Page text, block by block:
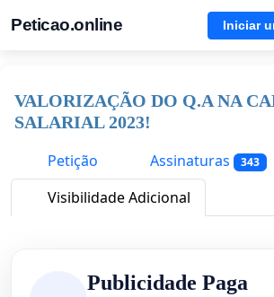
Peticao.online Iniciar
VALORIZAÇÃO DO Q.A NA
SALARIAL 2023!
Petição
Assinaturas 343
Visibilidade Adicional
Publicidade Paga